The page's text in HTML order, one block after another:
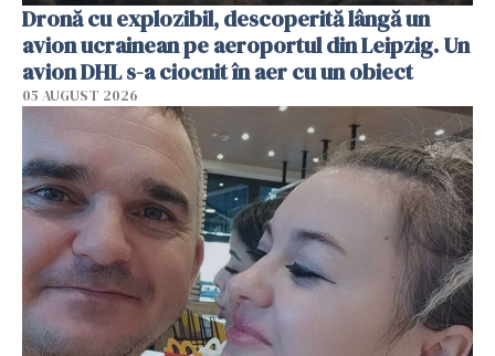
Dronă cu explozibil, descoperită lângă un
avion ucrainean pe aeroportul din Leipzig. Un
avion DHL s-a ciocnit în aer cu un obiect
05 AUGUST 2026